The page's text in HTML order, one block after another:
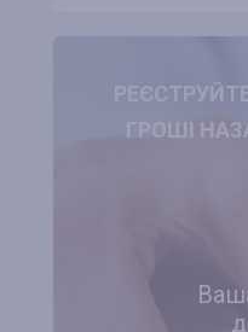
ГРОШІ